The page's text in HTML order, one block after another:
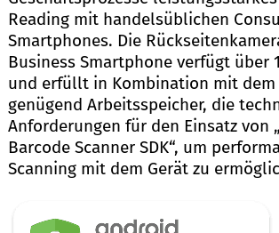
Reading mit handelsüblichen
Smartphones. Die
Business Smartphone verfügt über
und erfüllt in Kombination mit dem
genügend Arbeitsspeicher, die
Anforderungen für den Einsatz von
Barcode Scanner SDK“, um
Scanning mit dem Gerät zu